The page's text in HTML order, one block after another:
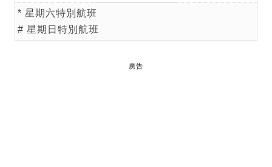
* 星期六特別航班
# 星期日特別航班
廣告